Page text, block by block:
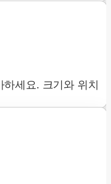
세요. 크기와 위치